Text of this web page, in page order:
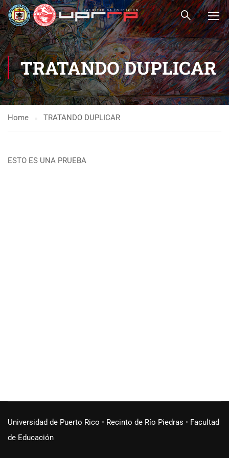
TRATANDO DUPLICAR
Home TRATANDO DUPLICAR
ESTO ES UNA PRUEBA
Universidad de Puerto Rico • Recinto de Río Piedras • Facultad
de Educación